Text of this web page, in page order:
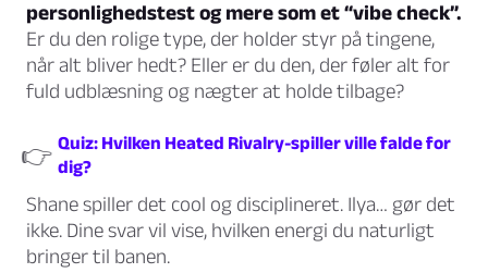
personlighedstest og mere som et “vibe check”.
Er du den rolige type, der holder styr på tingene,
når alt bliver hedt? Eller er du den, der føler alt for
fuld udblæsning og nægter at holde tilbage?
👉 Quiz: Hvilken Heated Rivalry-spiller ville falde for
dig?
Shane spiller det cool og disciplineret. Ilya… gør det
ikke. Dine svar vil vise, hvilken energi du naturligt
bringer til banen.